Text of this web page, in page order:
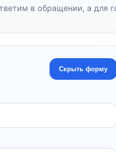
в обращении, а для
Скрыть форму